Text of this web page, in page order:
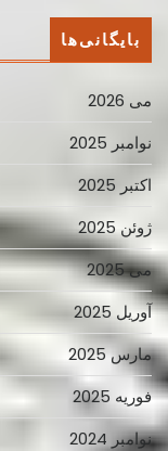
بایگانی‌ها
می 2026
نوامبر 2025
اکتبر 2025
ژوئن 2025
می 2025
آوریل 2025
مارس 2025
فوریه 2025
نوامبر 2024